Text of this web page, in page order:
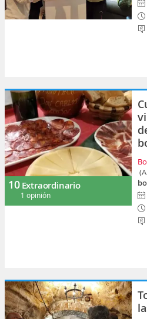
10 Extraordinario
1 opinión